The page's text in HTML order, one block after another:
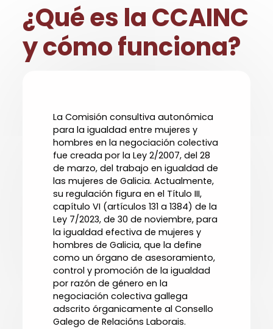
¿Qué es la CCAINC
y cómo funciona?
La Comisión consultiva autonómica
para la igualdad entre mujeres y
hombres en la negociación colectiva
fue creada por la Ley 2/2007, del 28
de marzo, del trabajo en igualdad de
las mujeres de Galicia. Actualmente,
su regulación figura en el Título III,
capítulo VI (artículos 131 a 1384) de la
Ley 7/2023, de 30 de noviembre, para
la igualdad efectiva de mujeres y
hombres de Galicia, que la define
como un órgano de asesoramiento,
control y promoción de la igualdad
por razón de género en la
negociación colectiva gallega
adscrito órganicamente al Consello
Galego de Relacións Laborais.